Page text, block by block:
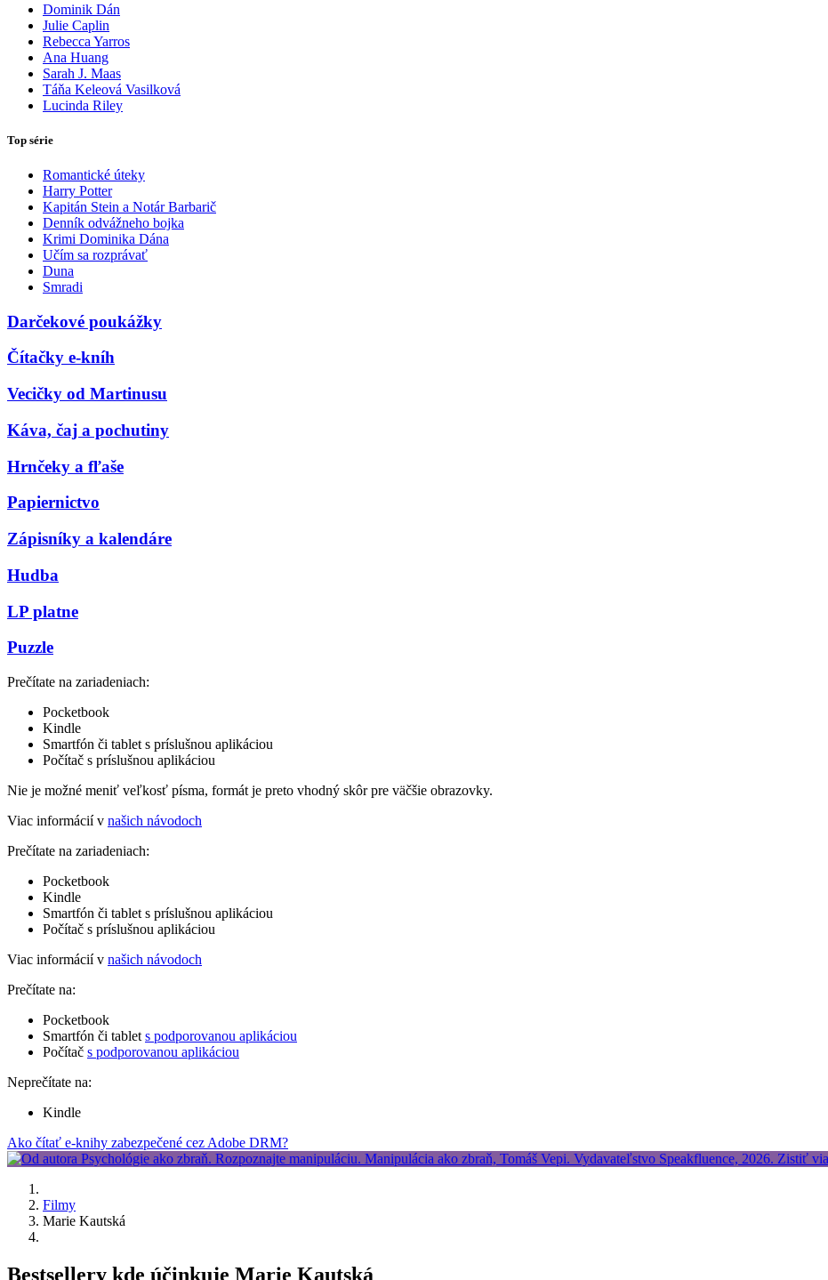
Dominik Dán
Julie Caplin
Rebecca Yarros
Ana Huang
Sarah J. Maas
Táňa Keleová Vasilková
Lucinda Riley
Top série
Romantické úteky
Harry Potter
Kapitán Stein a Notár Barbarič
Denník odvážneho bojka
Krimi Dominika Dána
Učím sa rozprávať
Duna
Smradi
Darčekové poukážky
Čítačky e-kníh
Vecičky od Martinusu
Káva, čaj a pochutiny
Hrnčeky a fľaše
Papiernictvo
Zápisníky a kalendáre
Hudba
LP platne
Puzzle
Prečítate na zariadeniach:
Pocketbook
Kindle
Smartfón či tablet s príslušnou aplikáciou
Počítač s príslušnou aplikáciou
Nie je možné meniť veľkosť písma, formát je preto vhodný skôr pre väčšie obrazovky.
Viac informácií v našich návodoch
Prečítate na zariadeniach:
Pocketbook
Kindle
Smartfón či tablet s príslušnou aplikáciou
Počítač s príslušnou aplikáciou
Viac informácií v našich návodoch
Prečítate na:
Pocketbook
Smartfón či tablet s podporovanou aplikáciou
Počítač s podporovanou aplikáciou
Neprečítate na:
Kindle
Ako čítať e-knihy zabezpečené cez Adobe DRM?
Filmy
Marie Kautská
Bestsellery kde účinkuje Marie Kautská